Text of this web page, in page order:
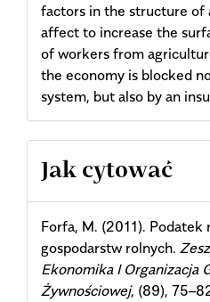
factors in the structure of
affect to increase the
of workers from
the economy is blocked
system, but also by an
Article
Details
Jak cytować
Forfa, M. (2011). Podatek
gospodarstw rolnych.
Ekonomika I Organizacja
Żywnościowej, (89),